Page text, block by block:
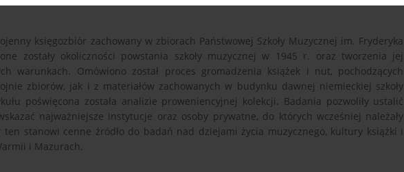
księgozbiór zachowany w zbiorach Państwowej Szkoły Muzycznej im. Fryderyka
zostały okoliczności powstania szkoły muzycznej w 1945 r. oraz tworzenia jej
warunkach. Omówiono został proces gromadzenia książek i nut, pochodzących
zbiorów, jak i z materiałów zachowanych w budynku dawnej niemieckiej szkoły
poświęcona została analizie proweniencyjnej kolekcji. Badania pozwoliły ustalić
najważniejsze instytucje oraz osoby prywatne, do których wcześniej należały
ten stanowi cenne źródło do badań nad dziejami życia muzycznego, kultury książki i
i Mazurach.